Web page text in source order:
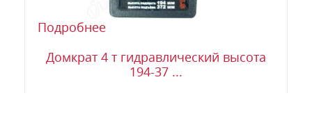
Подробнее
Домкрат 4 т гидравлический высота
194-37 ...